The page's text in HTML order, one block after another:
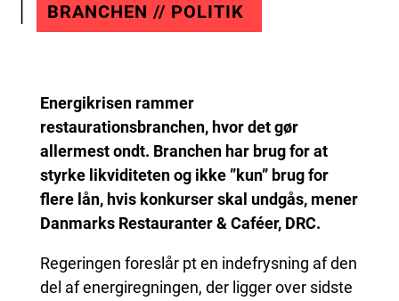
BRANCHEN // POLITIK
Energikrisen rammer
restaurationsbranchen, hvor det gør
allermest ondt. Branchen har brug for at
styrke likviditeten og ikke ”kun” brug for
flere lån, hvis konkurser skal undgås, mener
Danmarks Restauranter & Caféer, DRC.
Regeringen foreslår pt en indefrysning af den
del af energiregningen, der ligger over sidste